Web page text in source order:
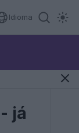
Idioma
já